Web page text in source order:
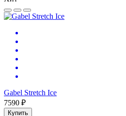
Gabel Stretch Ice
7590 ₽
Купить